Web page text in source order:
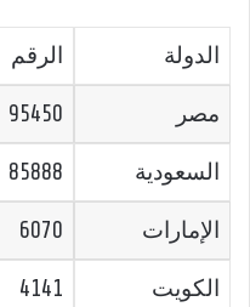
الدولة الرقم
مصر 95450
السعودية 85888
الإمارات 6070
الكويت 4141